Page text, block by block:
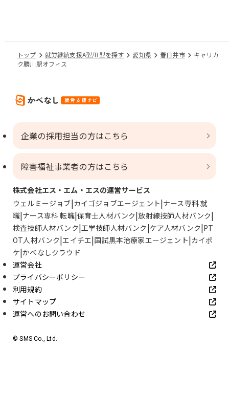
トップ 就労継続支援A型/B型を探す 愛知県 春日井市
キャリカ
ク勝川駅オフィス
企業の採用担当の方はこちら
障害福祉事業者の方はこちら
株式会社エス・エム・エスの運営サービス
ウェルミージョブ カイゴジョブエージェント ナース専科 就
職 ナース専科 転職 保育士人材バンク 放射線技師人材バンク
検査技師人材バンク 工学技師人材バンク ケア人材バンク PT
OT人材バンク エイチエ 国試黒本治療家エージェント カイポ
ケ かべなしクラウド
運営会社
プライバシーポリシー
利用規約
サイトマップ
運営へのお問い合わせ
© SMS Co., Ltd.